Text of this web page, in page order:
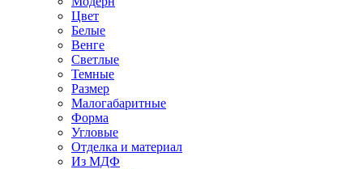
Цвет
Белые
Венге
Светлые
Темные
Размер
Малогабаритные
Форма
Угловые
Отделка и материал
Из МДФ